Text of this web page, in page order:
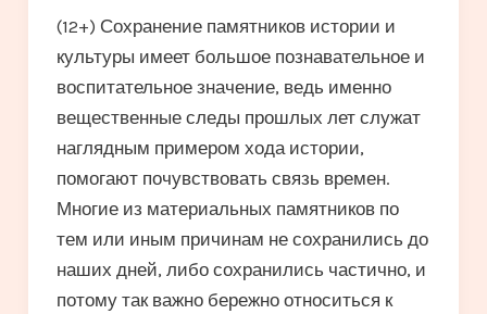
(12+) Сохранение памятников истории и
культуры имеет большое познавательное и
воспитательное значение, ведь именно
вещественные следы прошлых лет служат
наглядным примером хода истории,
помогают почувствовать связь времен.
Многие из материальных памятников по
тем или иным причинам не сохранились до
наших дней, либо сохранились частично, и
потому так важно бережно относиться к